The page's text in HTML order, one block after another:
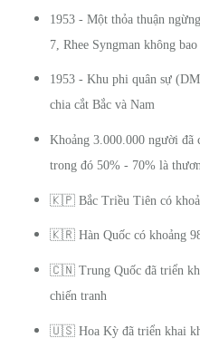
1953 - Một thỏa thuận
7, Rhee Syngman không
1953 - Khu phi quân sự
chia cắt Bắc và Nam
Khoảng 3.000.000 người đã
trong đó 50% - 70% là
🇰🇵 Bắc Triều Tiên có
🇰🇷 Hàn Quốc có khoảng
🇨🇳 Trung Quốc đã triển
chiến tranh
🇺🇸 Hoa Kỳ đã triển khai